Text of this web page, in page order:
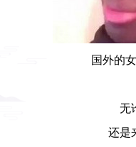
国外的
无
还是